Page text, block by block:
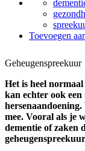
Toevoegen
Geheugenspreekuur
Het is heel
kan echter ook
mee. Vooral als je
dementie of zaken